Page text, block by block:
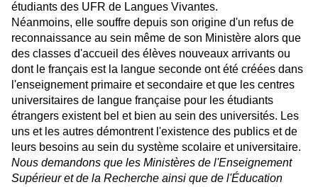
étudiants des UFR de Langues Vivantes.
Néanmoins, elle souffre depuis son origine d'un refus de
reconnaissance au sein même de son Ministère alors que
des classes d'accueil des élèves nouveaux arrivants ou
dont le français est la langue seconde ont été créées dans
l'enseignement primaire et secondaire et que les centres
universitaires de langue française pour les étudiants
étrangers existent bel et bien au sein des universités. Les
uns et les autres démontrent l'existence des publics et de
leurs besoins au sein du système scolaire et universitaire.
Nous demandons que les Ministères de l'Enseignement
Supérieur et de la Recherche ainsi que de l'Éducation